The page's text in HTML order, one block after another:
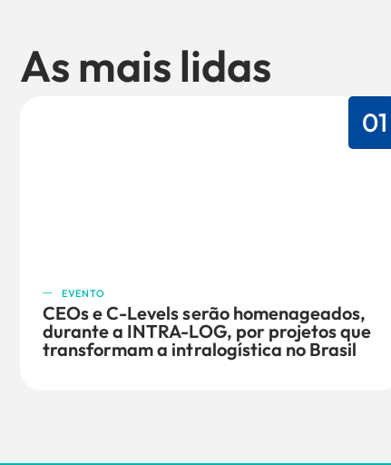
As mais lidas
01
EVENTO
CEOs e C-Levels serão homenageados,
durante a INTRA-LOG, por projetos que
transformam a intralogística no Brasil